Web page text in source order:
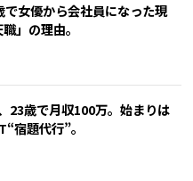
女優から会社員になった現
」の理由。
23歳で月収100万。始まりは
宿題代行”。